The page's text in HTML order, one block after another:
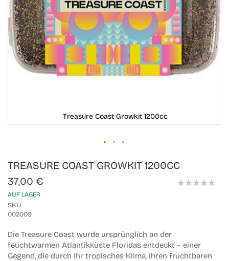
TREASURE COAST GROWKIT 1200CC
37,00 €
AUF LAGER
SKU
002009
Die Treasure Coast wurde ursprünglich an der
feuchtwarmen Atlantikküste Floridas entdeckt – einer
Gegend, die durch ihr tropisches Klima, ihren fruchtbaren
Treasure Coast Growkit 1200cc
to
beginning
of
images
gallery